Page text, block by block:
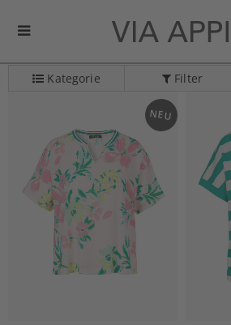
Kategorie-Navigation überspringen
Kategorie Filter
NEU